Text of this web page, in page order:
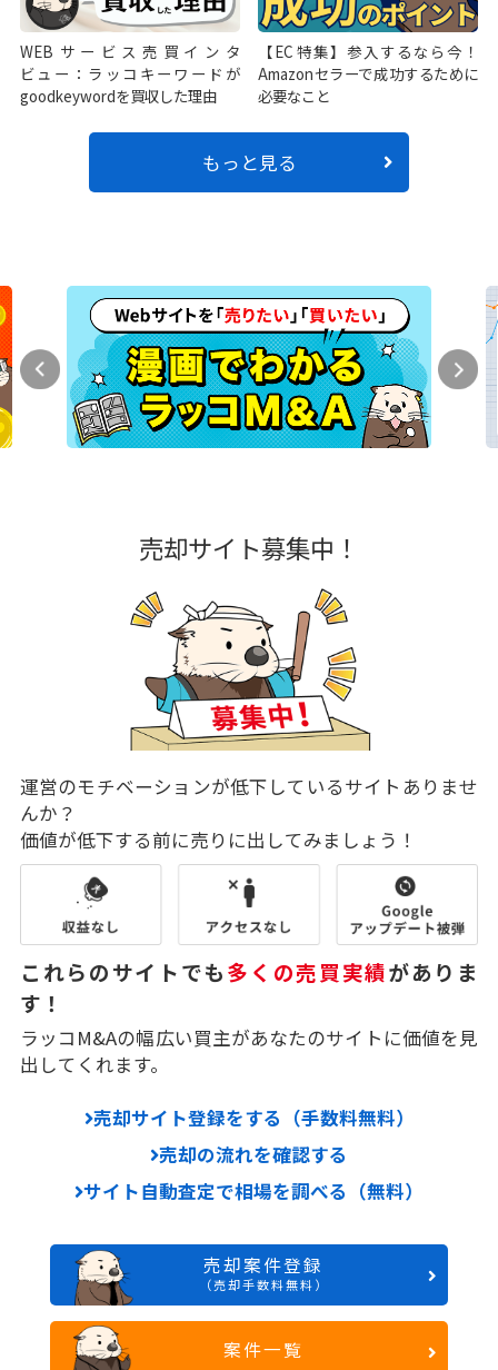
WEBサービス売買インタ
ビュー：ラッコキーワードが
goodkeywordを買収した理由
【EC特集】参入するなら今！
Amazonセラーで成功するために
必要なこと
もっと見る
売却サイト募集中！
運営のモチベーションが低下しているサイトありませ
んか？
価値が低下する前に売りに出してみましょう！
これらのサイトでも多くの売買実績がありま
す！
ラッコM&Aの幅広い買主があなたのサイトに価値を見
出してくれます。
売却サイト登録をする（手数料無料）
売却の流れを確認する
サイト自動査定で相場を調べる（無料）
売却案件登録
（売却手数料無料）
案件一覧